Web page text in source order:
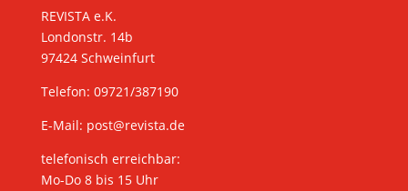
REVISTA e.K.
Londonstr. 14b
97424 Schweinfurt
Telefon: 09721/387190
E-Mail: post@revista.de
telefonisch erreichbar:
Mo-Do 8 bis 15 Uhr